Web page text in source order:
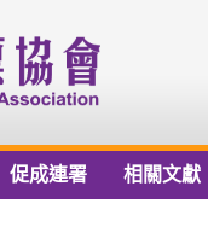
促成連署 相關文獻